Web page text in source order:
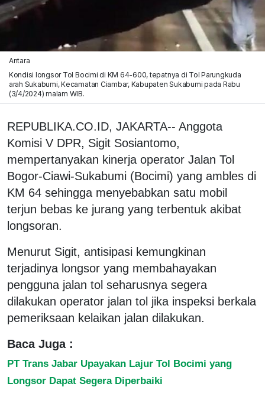
Antara
Kondisi longsor Tol Bocimi di KM 64-600, tepatnya di Tol Parungkuda
arah Sukabumi, Kecamatan Ciambar, Kabupaten Sukabumi pada Rabu
(3/4/2024) malam WIB.
REPUBLIKA.CO.ID, JAKARTA-- Anggota
Komisi V DPR, Sigit Sosiantomo,
mempertanyakan kinerja operator Jalan Tol
Bogor-Ciawi-Sukabumi (Bocimi) yang ambles di
KM 64 sehingga menyebabkan satu mobil
terjun bebas ke jurang yang terbentuk akibat
longsoran.
Menurut Sigit, antisipasi kemungkinan
terjadinya longsor yang membahayakan
pengguna jalan tol seharusnya segera
dilakukan operator jalan tol jika inspeksi berkala
pemeriksaan kelaikan jalan dilakukan.
Baca Juga :
PT Trans Jabar Upayakan Lajur Tol Bocimi yang
Longsor Dapat Segera Diperbaiki